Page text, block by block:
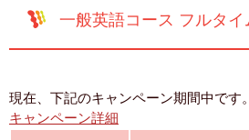
一般英語コース フルタイ
現在、下記のキャンペーン期間中です。
キャンペーン詳細